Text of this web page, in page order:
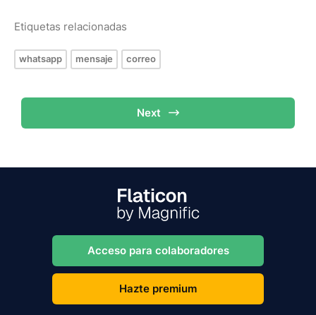
Etiquetas relacionadas
whatsapp mensaje correo
Next
Acceso para colaboradores
Hazte premium